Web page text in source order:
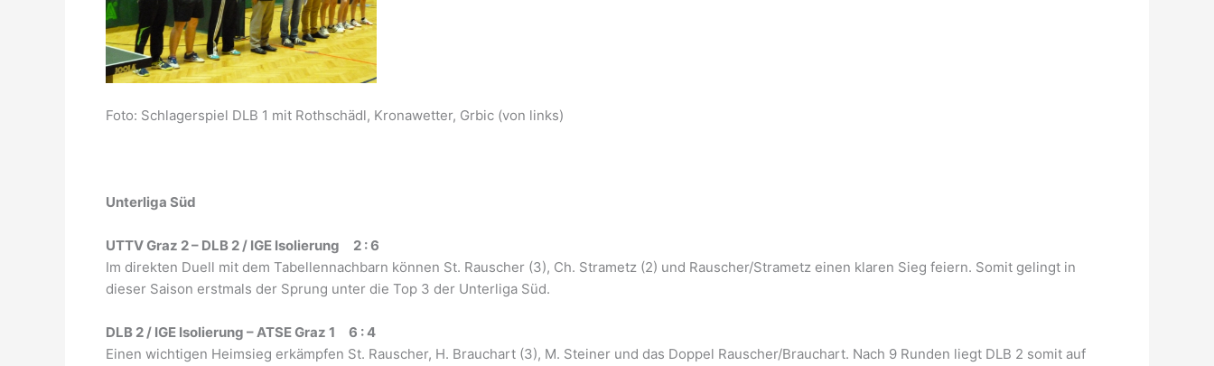
Foto: Schlagerspiel DLB 1 mit Rothschädl, Kronawetter, Grbic (von links)
Unterliga Süd
UTTV Graz 2 – DLB 2 / IGE Isolierung 2 : 6
Im direkten Duell mit dem Tabellennachbarn können St. Rauscher (3), Ch. Strametz (2) und Rauscher/Strametz einen klaren Sieg feiern. Somit gelingt in
dieser Saison erstmals der Sprung unter die Top 3 der Unterliga Süd.
DLB 2 / IGE Isolierung – ATSE Graz 1 6 : 4
Einen wichtigen Heimsieg erkämpfen St. Rauscher, H. Brauchart (3), M. Steiner und das Doppel Rauscher/Brauchart. Nach 9 Runden liegt DLB 2 somit auf